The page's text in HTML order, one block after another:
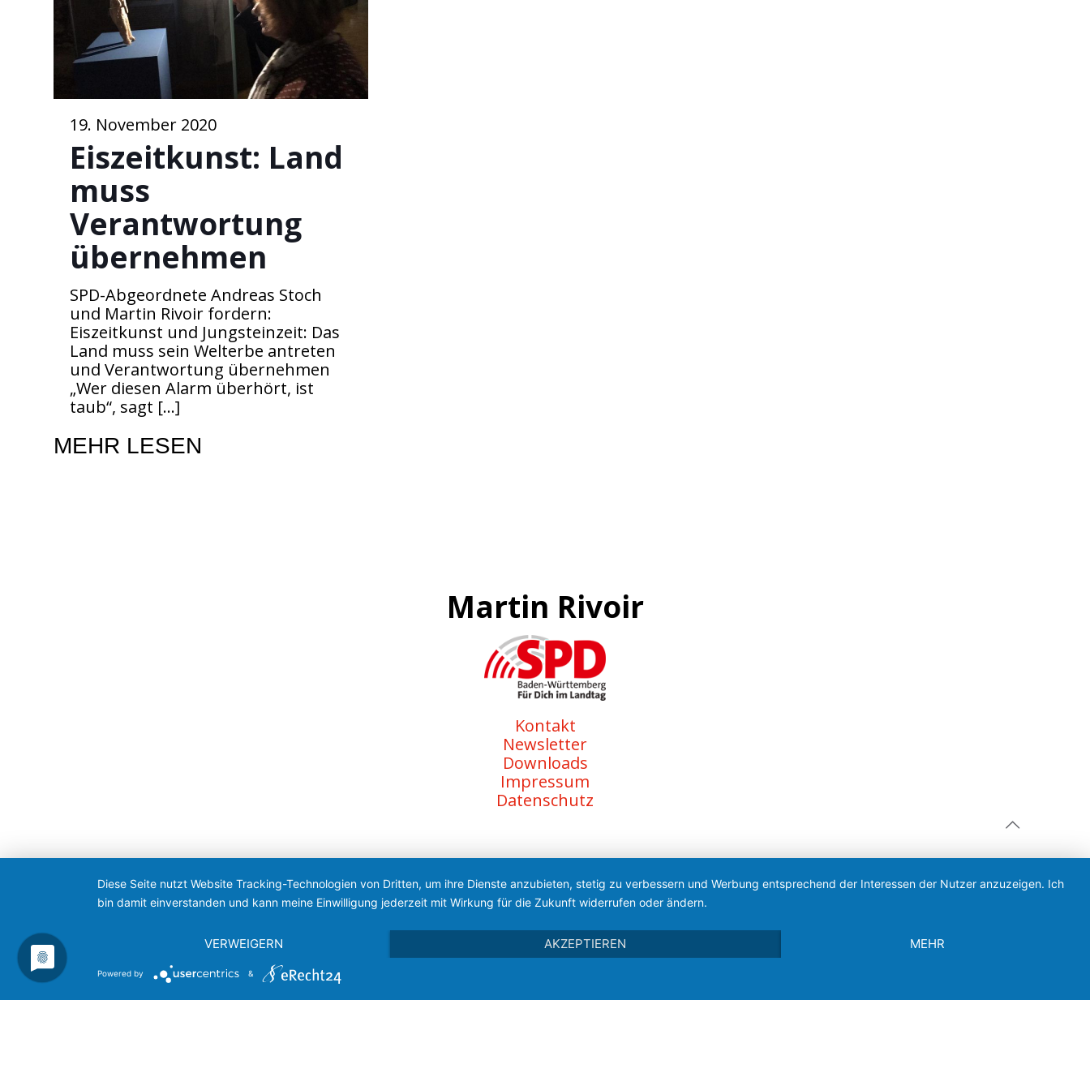
19. November 2020
Eiszeitkunst: Land
muss
Verantwortung
übernehmen
SPD-Abgeordnete Andreas Stoch
und Martin Rivoir fordern:
Eiszeitkunst und Jungsteinzeit: Das
Land muss sein Welterbe antreten
und Verantwortung übernehmen
„Wer diesen Alarm überhört, ist
taub“, sagt […]
MEHR LESEN
Martin Rivoir
Kontakt
Newsletter
Downloads
Impressum
Datenschutz
Diese Seite nutzt Website Tracking-Technologien von Dritten, um ihre Dienste anzubieten, stetig zu verbessern und Werbung entsprechend der Interessen der Nutzer anzuzeigen. Ich
bin damit einverstanden und kann meine Einwilligung jederzeit mit Wirkung für die Zukunft widerrufen oder ändern.
VERWEIGERN AKZEPTIEREN MEHR
Powered by &